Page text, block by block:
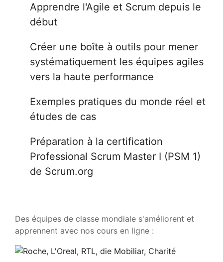
Apprendre l'Agile et Scrum depuis le
début
Créer une boîte à outils pour mener
systématiquement les équipes agiles
vers la haute performance
Exemples pratiques du monde réel et
études de cas
Préparation à la certification
Professional Scrum Master I (PSM 1)
de Scrum.org
Des équipes de classe mondiale s'améliorent et
apprennent avec nos cours en ligne :